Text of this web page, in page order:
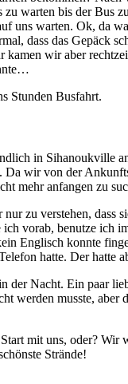
warten bis der Bus
uns warten. Ok, da
dass das Gepäck
kamen wir aber
Stunden Busfahrt.
in Sihanoukville
wir von der
mehr anfangen zu
zu verstehen, dass
vorab, benutze ich
Englisch konnte
hatte. Der
Nacht. Ein paar
werden musste,
mit uns, oder? Wir
Strände!